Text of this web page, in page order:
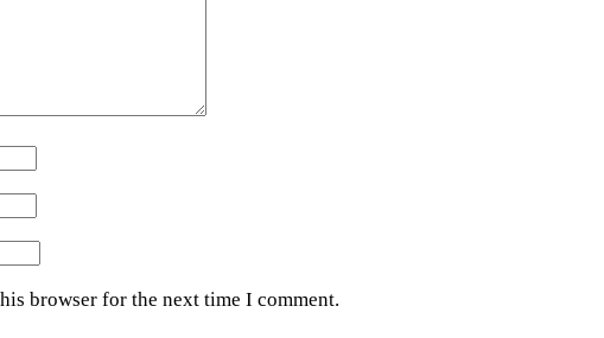
browser for the next time I comment.